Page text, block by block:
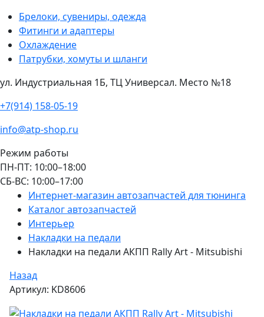
Брелоки, сувениры, одежда
Фитинги и адаптеры
Охлаждение
Патрубки, хомуты и шланги
ул. Индустриальная 1Б, ТЦ Универсал. Место №18
+7(914) 158-05-19
info@atp-shop.ru
Режим работы
ПН-ПТ: 10:00–18:00
СБ-ВС: 10:00–17:00
Интернет-магазин автозапчастей для тюнинга
Каталог автозапчастей
Интерьер
Накладки на педали
Накладки на педали АКПП Rally Art - Mitsubishi
Назад
Артикул: KD8606